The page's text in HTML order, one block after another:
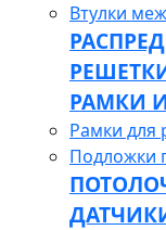
Втулки
РАМКИ
Рамки для
Подложки